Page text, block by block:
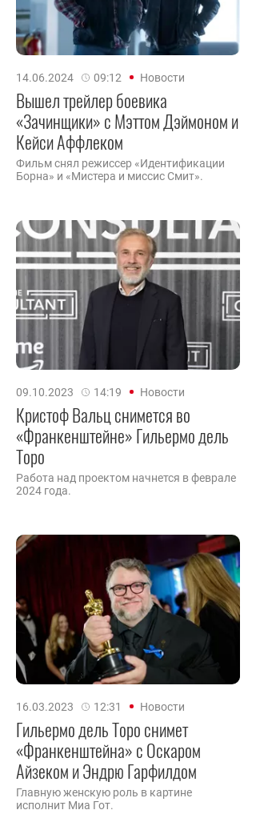
14.06.2024 09:12 Новости
Вышел трейлер боевика
«Зачинщики» с Мэттом Дэймоном и
Кейси Аффлеком
Фильм снял режиссер «Идентификации
Борна» и «Мистера и миссис Смит».
09.10.2023 14:19 Новости
Кристоф Вальц снимется во
«Франкенштейне» Гильермо дель
Торо
Работа над проектом начнется в феврале
2024 года.
16.03.2023 12:31 Новости
Гильермо дель Торо снимет
«Франкенштейна» с Оскаром
Айзеком и Эндрю Гарфилдом
Главную женскую роль в картине
исполнит Миа Гот.